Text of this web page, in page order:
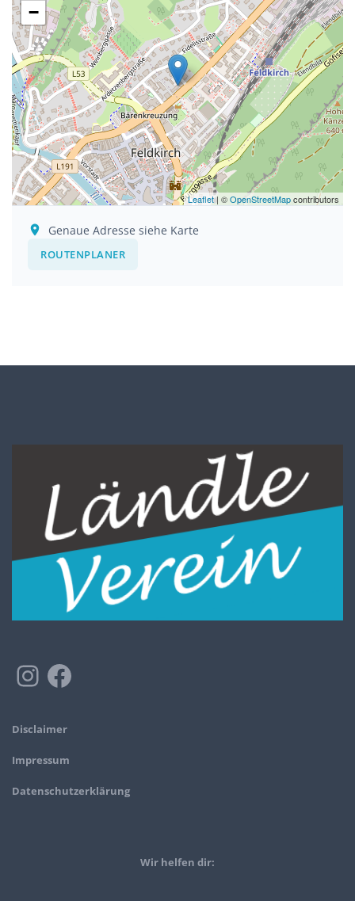
−
Leaflet| ©OpenStreetMapcontributors
Genaue Adresse siehe Karte
ROUTENPLANER
Disclaimer
Impressum
Datenschutzerklärung
Wir helfen dir: